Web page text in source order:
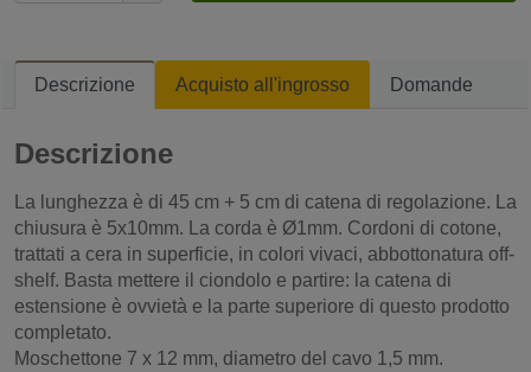
Descrizione Acquisto all'ingrosso Domande
Descrizione
La lunghezza è di 45 cm + 5 cm di catena di regolazione. La
chiusura è 5x10mm. La corda è Ø1mm. Cordoni di cotone,
trattati a cera in superficie, in colori vivaci, abbottonatura off-
shelf. Basta mettere il ciondolo e partire: la catena di
estensione è ovvietà e la parte superiore di questo prodotto
completato.
Moschettone 7 x 12 mm, diametro del cavo 1,5 mm.